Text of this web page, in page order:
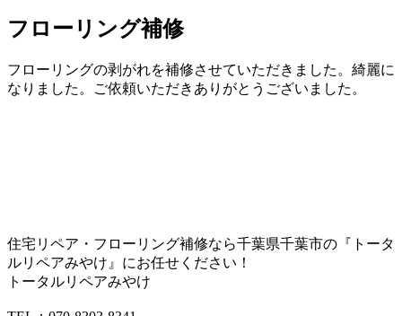
フローリング補修
フローリングの剥がれを補修させていただきました。綺麗に
なりました。ご依頼いただきありがとうございました。
住宅リペア・フローリング補修なら千葉県千葉市の『トータ
ルリペアみやけ』にお任せください！
トータルリペアみやけ